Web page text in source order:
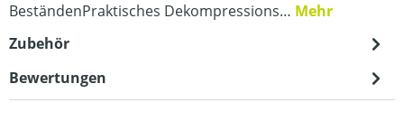
BeständenPraktisches Dekompressions… Mehr
Zubehör
Bewertungen